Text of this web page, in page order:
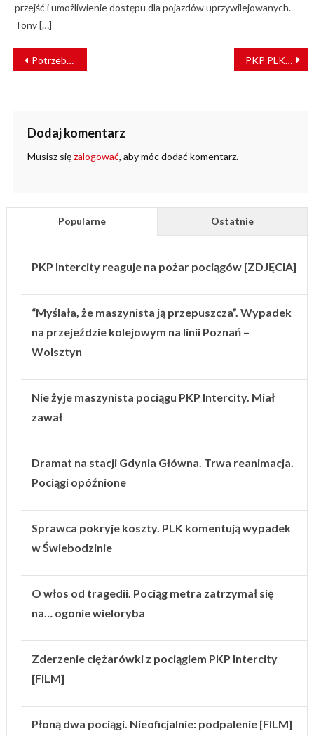
przejść i umożliwienie dostępu dla pojazdów uprzywilejowanych.
Tony […]
NAWIGACJA
WPISU
Potrzeba solidarności! [FELIETON] PKP PLK modernizują linie kolejowe i przystanki na Mazowszu
Dodaj komentarz
Musisz sięzalogować, aby móc dodać komentarz.
Popularne Ostatnie
PKP Intercity reaguje na pożar pociągów [ZDJĘCIA]
“Myślała, że maszynista ją przepuszcza”. Wypadek
na przejeździe kolejowym na linii Poznań –
Wolsztyn
Nie żyje maszynista pociągu PKP Intercity. Miał
zawał
Dramat na stacji Gdynia Główna. Trwa reanimacja.
Pociągi opóźnione
Sprawca pokryje koszty. PLK komentują wypadek
w Świebodzinie
O włos od tragedii. Pociąg metra zatrzymał się
na… ogonie wieloryba
Zderzenie ciężarówki z pociągiem PKP Intercity
[FILM]
Płoną dwa pociągi. Nieoficjalnie: podpalenie [FILM]